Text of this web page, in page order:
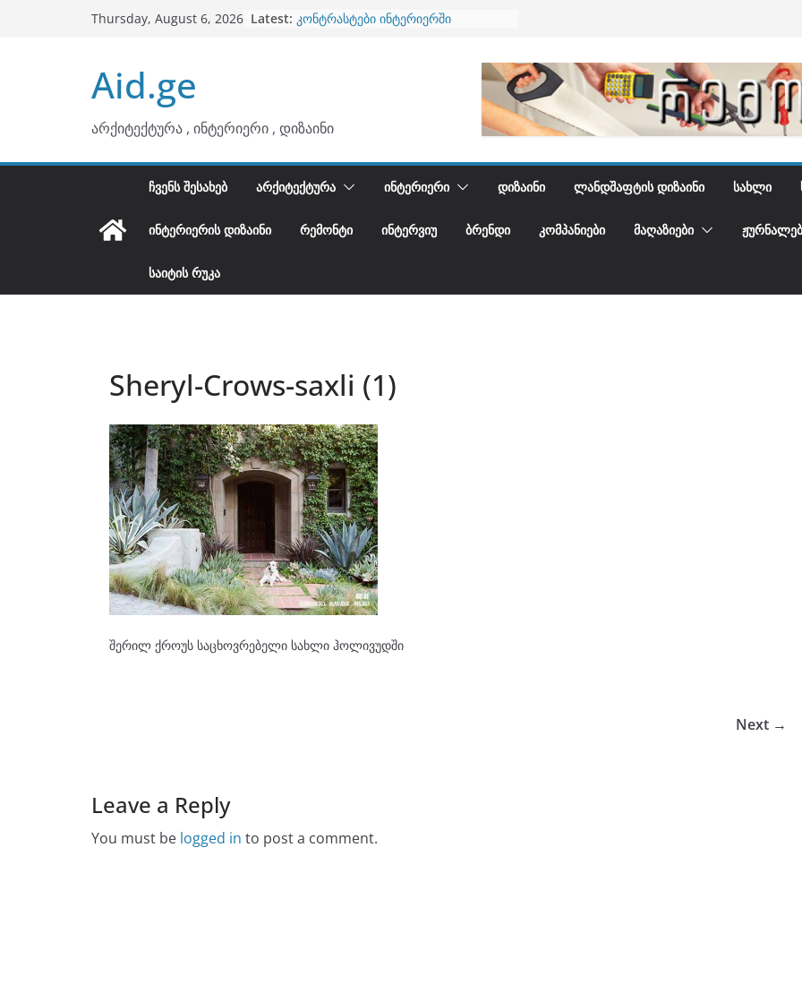
Thursday, August 6, 2026 Latest: კონტრასტები ინტერიერში
Aid.ge
არქიტექტურა , ინტერიერი , დიზაინი
ᲩᲕᲔᲜᲡ ᲨᲔᲡᲐᲮᲔᲑ ᲐᲠᲥᲘᲢᲔᲥᲢᲣᲠᲐ ᲘᲜᲢᲔᲠᲘᲔᲠᲘ ᲓᲘᲖᲐᲘᲜᲘ ᲚᲐᲜᲓᲨᲐᲤᲢᲘᲡ ᲓᲘᲖᲐᲘᲜᲘ ᲡᲐᲮᲚᲘ
ᲘᲜᲢᲔᲠᲘᲔᲠᲘᲡ ᲓᲘᲖᲐᲘᲜᲘ ᲠᲔᲛᲝᲜᲢᲘ ᲘᲜᲢᲔᲠᲕᲘᲣ ᲑᲠᲔᲜᲓᲘ ᲙᲝᲛᲞᲐᲜᲘᲔᲑᲘ ᲛᲐᲦᲐᲖᲘᲔᲑᲘ
ᲡᲐᲘᲢᲘᲡ ᲠᲣᲙᲐ
Sheryl-Crows-saxli (1)
შერილ ქროუს საცხოვრებელი სახლი ჰოლივუდში
Next →
Leave a Reply
You must be logged in to post a comment.